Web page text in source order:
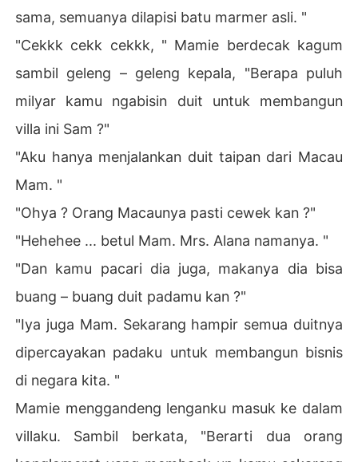
sama, semuanya dilapisi batu marmer asli. "
"Cekkk cekk cekkk, " Mamie berdecak kagum
sambil geleng – geleng kepala, "Berapa puluh
milyar kamu ngabisin duit untuk membangun
villa ini Sam ?"
"Aku hanya menjalankan duit taipan dari Macau
Mam. "
"Ohya ? Orang Macaunya pasti cewek kan ?"
"Hehehee ... betul Mam. Mrs. Alana namanya. "
"Dan kamu pacari dia juga, makanya dia bisa
buang – buang duit padamu kan ?"
"Iya juga Mam. Sekarang hampir semua duitnya
dipercayakan padaku untuk membangun bisnis
di negara kita. "
Mamie menggandeng lenganku masuk ke dalam
villaku. Sambil berkata, "Berarti dua orang